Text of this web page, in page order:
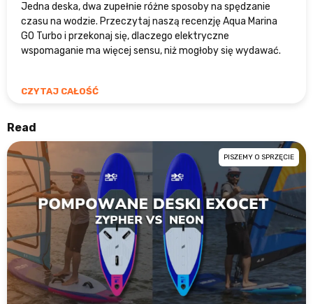
Jedna deska, dwa zupełnie różne sposoby na spędzanie
czasu na wodzie. Przeczytaj naszą recenzję Aqua Marina
GO Turbo i przekonaj się, dlaczego elektryczne
wspomaganie ma więcej sensu, niż mogłoby się wydawać.
CZYTAJ CAŁOŚĆ
Read
PISZEMY O SPRZĘCIE